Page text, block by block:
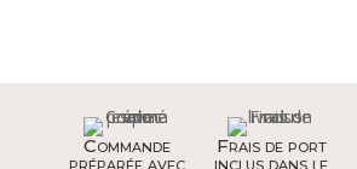
Commande
préparée avec
Frais de port
inclus dans le